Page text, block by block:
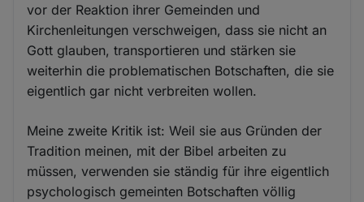
vor der Reaktion ihrer Gemeinden und
Kirchenleitungen verschweigen, dass sie nicht an
Gott glauben, transportieren und stärken sie
weiterhin die problematischen Botschaften, die sie
eigentlich gar nicht verbreiten wollen.
Meine zweite Kritik ist: Weil sie aus Gründen der
Tradition meinen, mit der Bibel arbeiten zu
müssen, verwenden sie ständig für ihre eigentlich
psychologisch gemeinten Botschaften völlig